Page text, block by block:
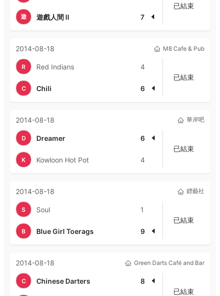
遊 遊戲人間 II 7
已結束
2014-08-18 M8 Cafe & Pub
R Red Indians 4
C Chili 6
已結束
2014-08-18 華岸吧
D Dreamer 6
K Kowloon Hot Pot 4
已結束
2014-08-18 鏢藝社
S Soul 1
B Blue Girl Toerags 9
已結束
2014-08-18 Green Darts Café and Bar
C Chinese Darters 8
已結束